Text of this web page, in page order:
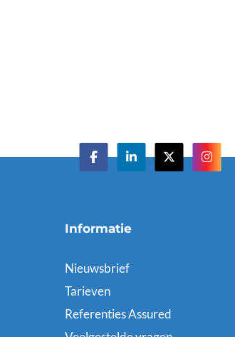
Informatie
Nieuwsbrief
Tarieven
Referenties Assured